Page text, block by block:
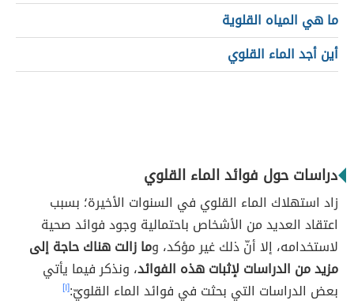
ما هي المياه القلوية
أين أجد الماء القلوي
دراسات حول فوائد الماء القلوي
زاد استهلاك الماء القلوي في السنوات الأخيرة؛ بسبب
اعتقاد العديد من الأشخاص باحتمالية وجود فوائد صحية
لاستخدامه، إلا أنّ ذلك غير مؤكد، وما زالت هناك حاجة إلى
مزيد من الدراسات لإثبات هذه الفوائد، ونذكر فيما يأتي
بعض الدراسات التي بحثت في فوائد الماء القلويّ:[١]